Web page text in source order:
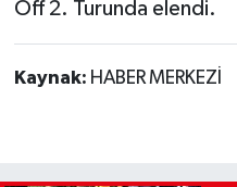
Off 2. Turunda elendi.
Kaynak: HABER MERKEZİ